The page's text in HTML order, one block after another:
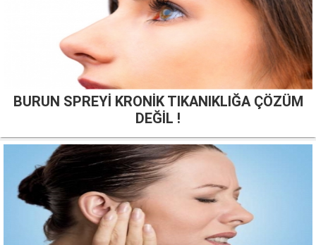
BURUN SPREYİ KRONİK TIKANIKLIĞA ÇÖZÜM
DEĞİL !